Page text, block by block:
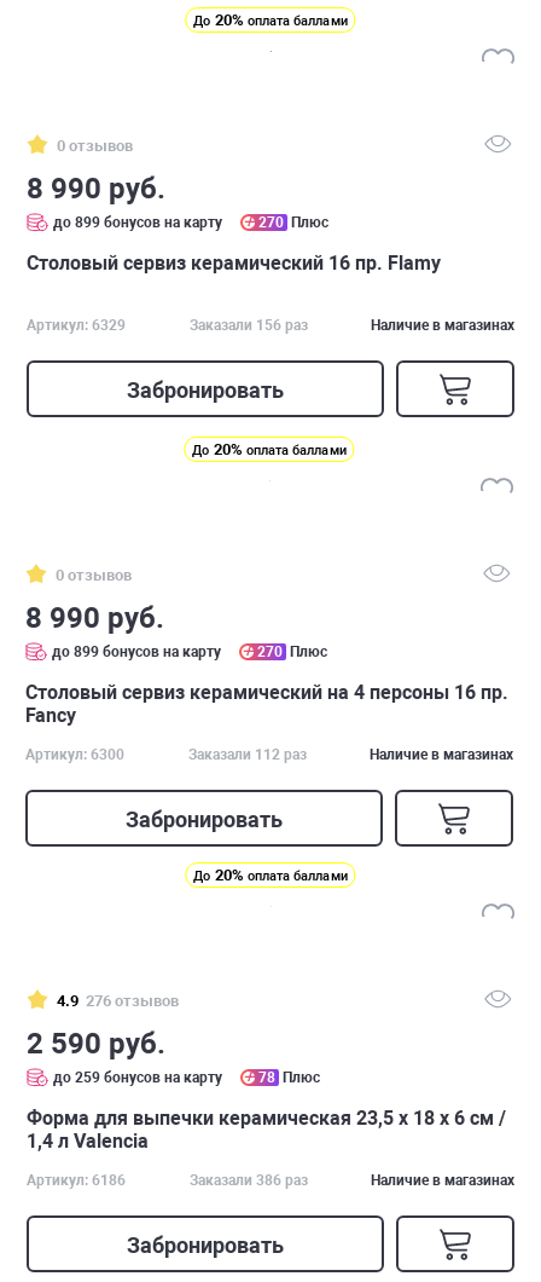
До 20% оплата баллами
0 отзывов
8 990 руб.
до 899 бонусов на карту 270 Плюс
Столовый сервиз керамический 16 пр. Flamy
Артикул: 6329 Заказали 156 раз Наличие в магазинах
Забронировать
До 20% оплата баллами
0 отзывов
8 990 руб.
до 899 бонусов на карту 270 Плюс
Столовый сервиз керамический на 4 персоны 16 пр.
Fancy
Артикул: 6300 Заказали 112 раз Наличие в магазинах
Забронировать
До 20% оплата баллами
4.9 276 отзывов
2 590 руб.
до 259 бонусов на карту 78 Плюс
Форма для выпечки керамическая 23,5 х 18 х 6 см /
1,4 л Valencia
Артикул: 6186 Заказали 386 раз Наличие в магазинах
Забронировать